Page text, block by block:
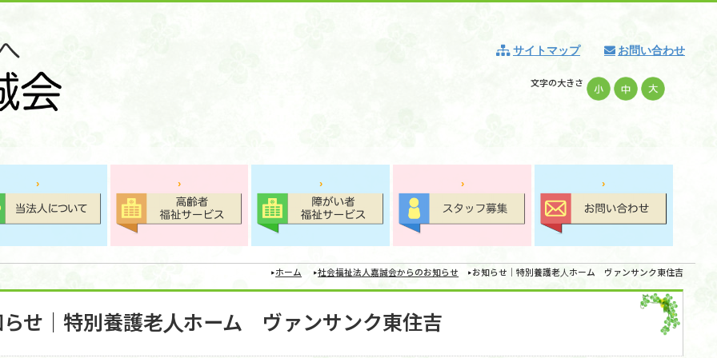
お問い合わせ
サイトマップ
文字の大きさ
ホーム 社会福祉法人嘉誠会からのお知らせ お知らせ｜特別養護老人ホーム ヴァンサンク東住吉
せ｜特別養護老人ホーム ヴァンサンク東住吉